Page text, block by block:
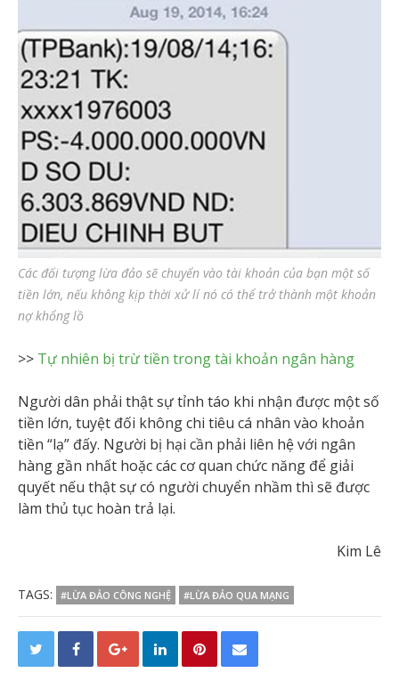
Các đối tượng lừa đảo sẽ chuyển vào tài khoản của bạn một số
tiền lớn, nếu không kịp thời xử lí nó có thể trở thành một khoản
nợ khổng lồ
>> Tự nhiên bị trừ tiền trong tài khoản ngân hàng
Người dân phải thật sự tỉnh táo khi nhận được một số
tiền lớn, tuyệt đối không chi tiêu cá nhân vào khoản
tiền “lạ” đấy. Người bị hại cần phải liên hệ với ngân
hàng gần nhất hoặc các cơ quan chức năng để giải
quyết nếu thật sự có người chuyển nhầm thì sẽ được
làm thủ tục hoàn trả lại.
Kim Lê
TAGS: #LỪA ĐẢO CÔNG NGHỆ #LỪA ĐẢO QUA MẠNG